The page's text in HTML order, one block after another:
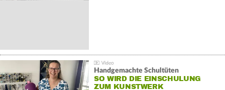
Handgemachte Schultüten
SO WIRD DIE EINSCHULUNG
ZUM KUNSTWERK